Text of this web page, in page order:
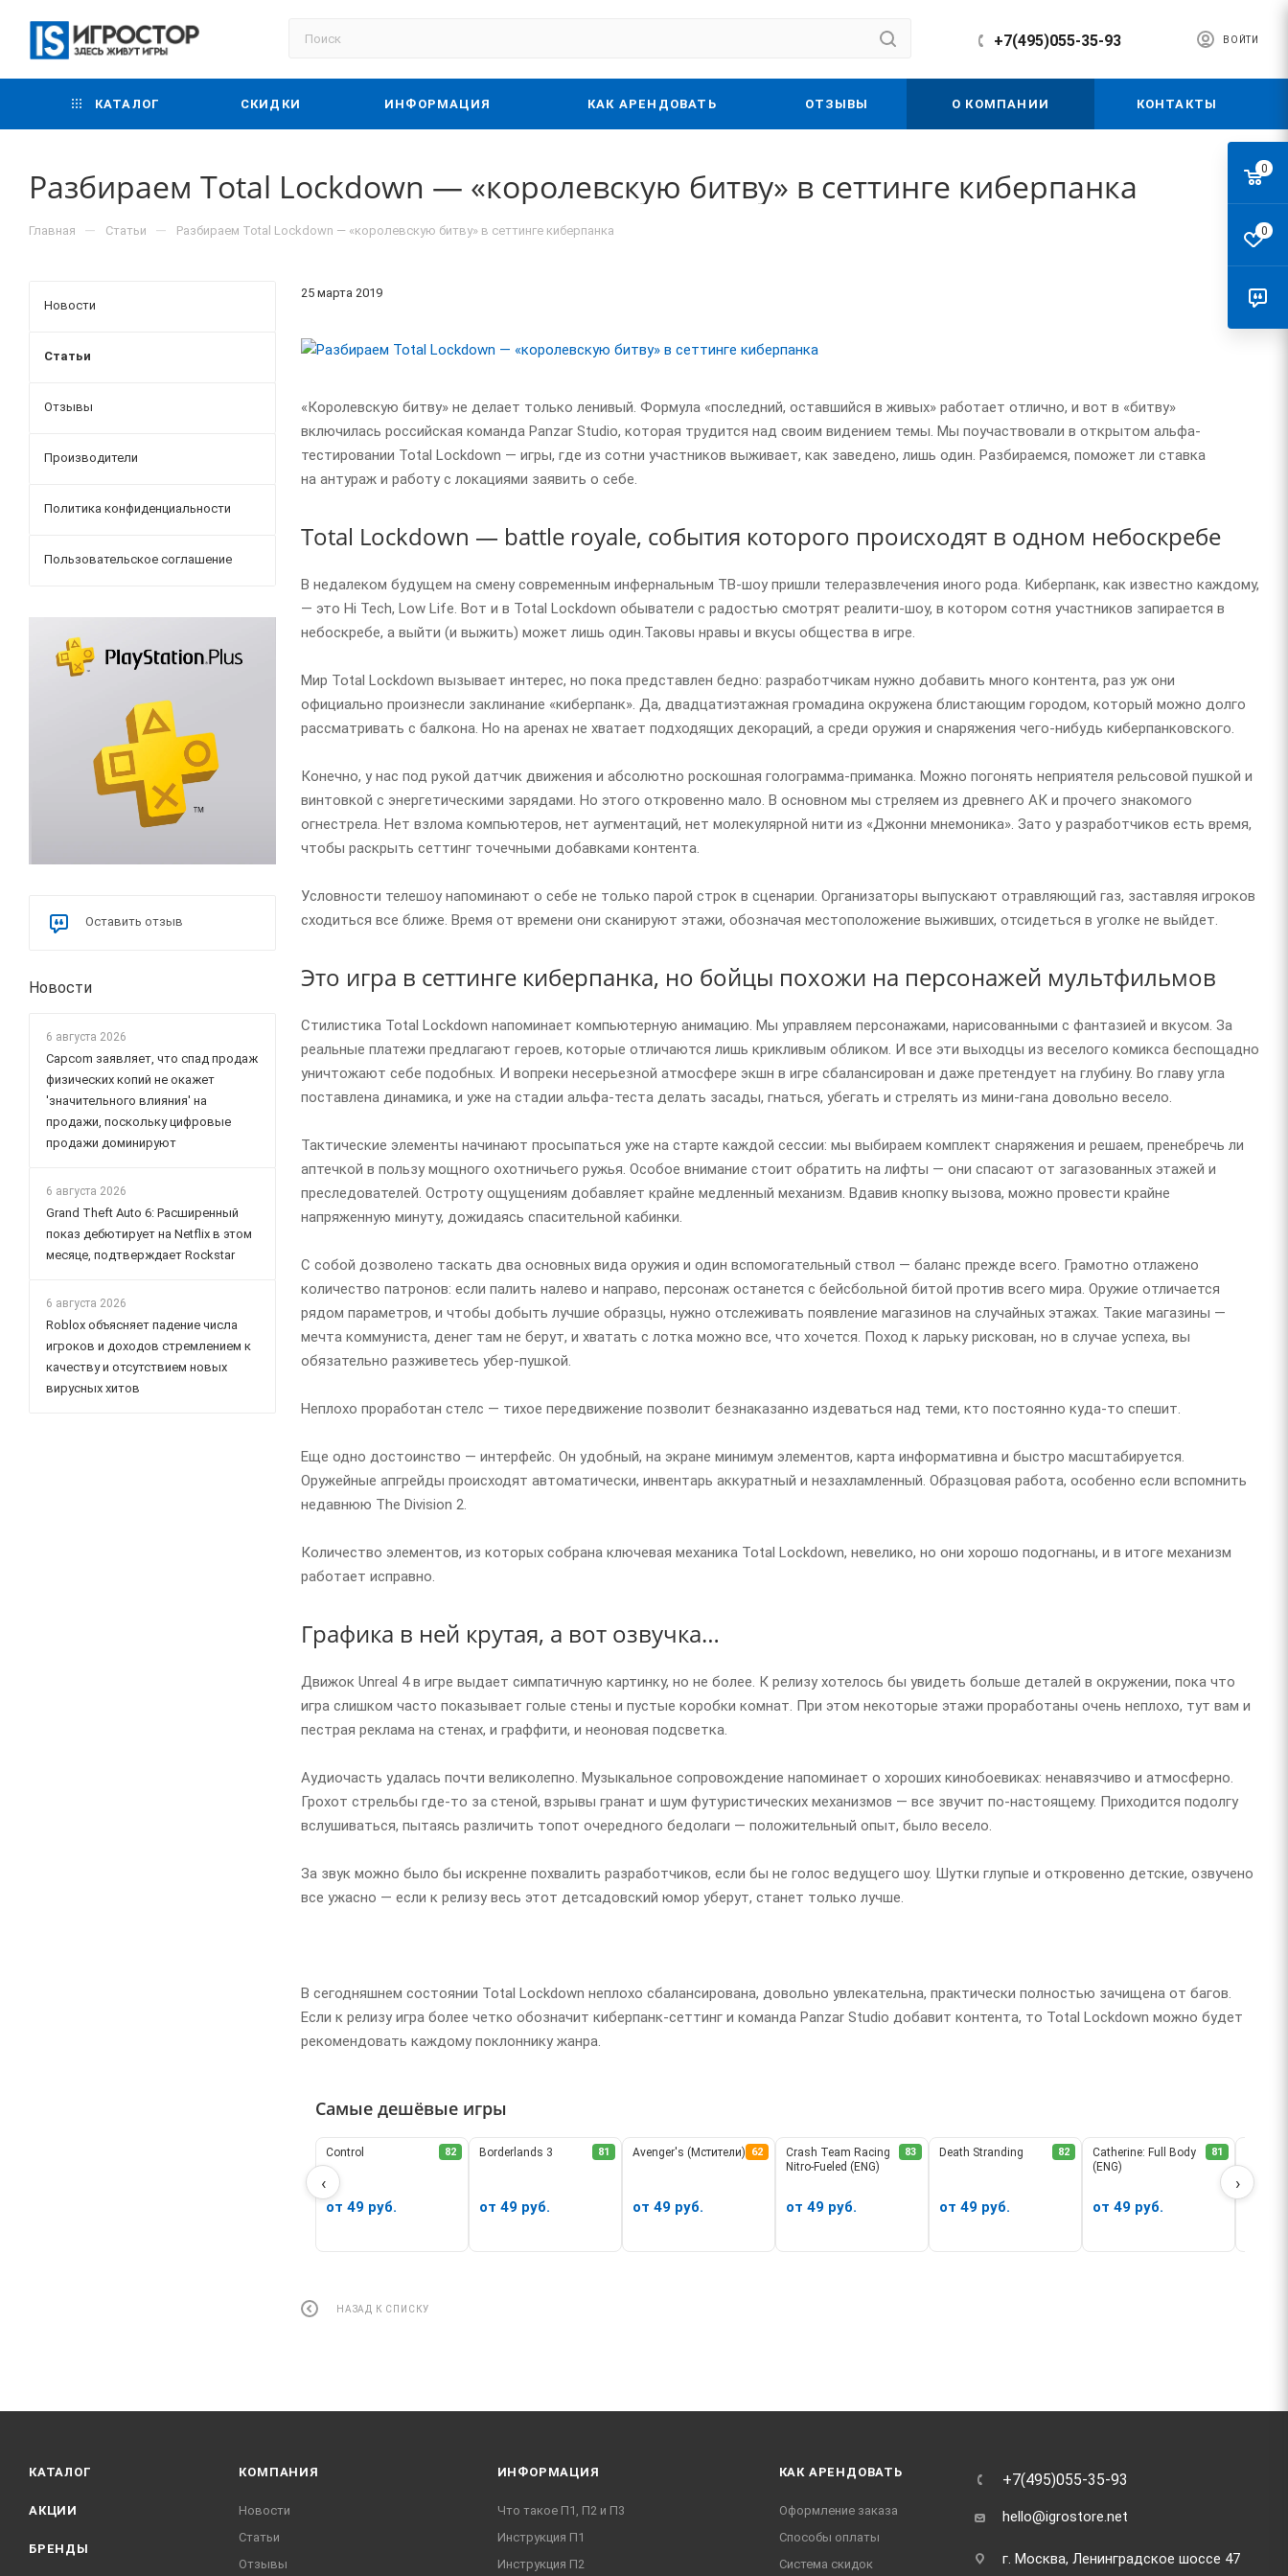
ВОЙТИ
+7(495)055-35-93
КАТАЛОГ СКИДКИ ИНФОРМАЦИЯ КАК АРЕНДОВАТЬ ОТЗЫВЫ О КОМПАНИИ КОНТАКТЫ
Разбираем Total Lockdown — «королевскую битву» в сеттинге киберпанка
Главная — Статьи — Разбираем Total Lockdown — «королевскую битву» в сеттинге киберпанка
25 марта 2019
«Королевскую битву» не делает только ленивый. Формула «последний, оставшийся в живых» работает отлично, и вот в «битву»
включилась российская команда Panzar Studio, которая трудится над своим видением темы. Мы поучаствовали в открытом альфа-
тестировании Total Lockdown — игры, где из сотни участников выживает, как заведено, лишь один. Разбираемся, поможет ли ставка
на антураж и работу с локациями заявить о себе.
Total Lockdown — battle royale, события которого происходят в одном небоскребе
В недалеком будущем на смену современным инфернальным ТВ-шоу пришли телеразвлечения иного рода. Киберпанк, как известно каждому,
— это Hi Tech, Low Life. Вот и в Total Lockdown обыватели с радостью смотрят реалити-шоу, в котором сотня участников запирается в
небоскребе, а выйти (и выжить) может лишь один.Таковы нравы и вкусы общества в игре.
Мир Total Lockdown вызывает интерес, но пока представлен бедно: разработчикам нужно добавить много контента, раз уж они
официально произнесли заклинание «киберпанк». Да, двадцатиэтажная громадина окружена блистающим городом, который можно долго
рассматривать с балкона. Но на аренах не хватает подходящих декораций, а среди оружия и снаряжения чего-нибудь киберпанковского.
Конечно, у нас под рукой датчик движения и абсолютно роскошная голограмма-приманка. Можно погонять неприятеля рельсовой пушкой и
винтовкой с энергетическими зарядами. Но этого откровенно мало. В основном мы стреляем из древнего АК и прочего знакомого
огнестрела. Нет взлома компьютеров, нет аугментаций, нет молекулярной нити из «Джонни мнемоника». Зато у разработчиков есть время,
чтобы раскрыть сеттинг точечными добавками контента.
Условности телешоу напоминают о себе не только парой строк в сценарии. Организаторы выпускают отравляющий газ, заставляя игроков
сходиться все ближе. Время от времени они сканируют этажи, обозначая местоположение выживших, отсидеться в уголке не выйдет.
Это игра в сеттинге киберпанка, но бойцы похожи на персонажей мультфильмов
Стилистика Total Lockdown напоминает компьютерную анимацию. Мы управляем персонажами, нарисованными с фантазией и вкусом. За
реальные платежи предлагают героев, которые отличаются лишь крикливым обликом. И все эти выходцы из веселого комикса беспощадно
уничтожают себе подобных. И вопреки несерьезной атмосфере экшн в игре сбалансирован и даже претендует на глубину. Во главу угла
поставлена динамика, и уже на стадии альфа-теста делать засады, гнаться, убегать и стрелять из мини-гана довольно весело.
Тактические элементы начинают просыпаться уже на старте каждой сессии: мы выбираем комплект снаряжения и решаем, пренебречь ли
аптечкой в пользу мощного охотничьего ружья. Особое внимание стоит обратить на лифты — они спасают от загазованных этажей и
преследователей. Остроту ощущениям добавляет крайне медленный механизм. Вдавив кнопку вызова, можно провести крайне
напряженную минуту, дожидаясь спасительной кабинки.
С собой дозволено таскать два основных вида оружия и один вспомогательный ствол — баланс прежде всего. Грамотно отлажено
количество патронов: если палить налево и направо, персонаж останется с бейсбольной битой против всего мира. Оружие отличается
рядом параметров, и чтобы добыть лучшие образцы, нужно отслеживать появление магазинов на случайных этажах. Такие магазины —
мечта коммуниста, денег там не берут, и хватать с лотка можно все, что хочется. Поход к ларьку рискован, но в случае успеха, вы
обязательно разживетесь убер-пушкой.
Неплохо проработан стелс — тихое передвижение позволит безнаказанно издеваться над теми, кто постоянно куда-то спешит.
Еще одно достоинство — интерфейс. Он удобный, на экране минимум элементов, карта информативна и быстро масштабируется.
Оружейные апгрейды происходят автоматически, инвентарь аккуратный и незахламленный. Образцовая работа, особенно если вспомнить
недавнюю The Division 2.
Количество элементов, из которых собрана ключевая механика Total Lockdown, невелико, но они хорошо подогнаны, и в итоге механизм
работает исправно.
Графика в ней крутая, а вот озвучка…
Движок Unreal 4 в игре выдает симпатичную картинку, но не более. К релизу хотелось бы увидеть больше деталей в окружении, пока что
игра слишком часто показывает голые стены и пустые коробки комнат. При этом некоторые этажи проработаны очень неплохо, тут вам и
пестрая реклама на стенах, и граффити, и неоновая подсветка.
Аудиочасть удалась почти великолепно. Музыкальное сопровождение напоминает о хороших кинобоевиках: ненавязчиво и атмосферно.
Грохот стрельбы где-то за стеной, взрывы гранат и шум футуристических механизмов — все звучит по-настоящему. Приходится подолгу
вслушиваться, пытаясь различить топот очередного бедолаги — положительный опыт, было весело.
За звук можно было бы искренне похвалить разработчиков, если бы не голос ведущего шоу. Шутки глупые и откровенно детские, озвучено
все ужасно — если к релизу весь этот детсадовский юмор уберут, станет только лучше.
В сегодняшнем состоянии Total Lockdown неплохо сбалансирована, довольно увлекательна, практически полностью зачищена от багов.
Если к релизу игра более четко обозначит киберпанк-сеттинг и команда Panzar Studio добавит контента, то Total Lockdown можно будет
рекомендовать каждому поклоннику жанра.
Самые дешёвые игры
‹ ›
82
Control
от 49 руб.
81
Borderlands 3
от 49 руб.
62
Avenger's (Мстители)
от 49 руб.
83
Crash Team Racing
Nitro-Fueled (ENG)
от 49 руб.
82
Death Stranding
от 49 руб.
81
Catherine: Full Body
(ENG)
от 49 руб.
НАЗАД К СПИСКУ
Новости
Статьи
Отзывы
Производители
Политика конфиденциальности
Пользовательское соглашение
Оставить отзыв
Новости
6 августа 2026
Capcom заявляет, что спад продаж
физических копий не окажет
'значительного влияния' на
продажи, поскольку цифровые
продажи доминируют
6 августа 2026
Grand Theft Auto 6: Расширенный
показ дебютирует на Netflix в этом
месяце, подтверждает Rockstar
6 августа 2026
Roblox объясняет падение числа
игроков и доходов стремлением к
качеству и отсутствием новых
вирусных хитов
КАТАЛОГ
АКЦИИ
БРЕНДЫ
КОМПАНИЯ
Новости
Статьи
Отзывы
ИНФОРМАЦИЯ
Что такое П1, П2 и П3
Инструкция П1
Инструкция П2
КАК АРЕНДОВАТЬ
Оформление заказа
Способы оплаты
Система скидок
+7(495)055-35-93
hello@igrostore.net
г. Москва, Ленинградское шоссе 47
0
0